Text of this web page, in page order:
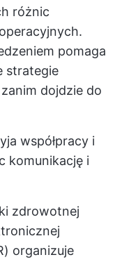
różnic
pomaga
strategie
dojdzie do
współpracy i
komunikację i
zdrowotnej
organizuje